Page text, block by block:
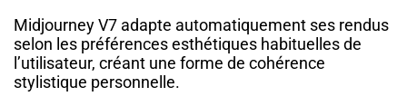
Midjourney V7 adapte automatiquement ses rendus
selon les préférences esthétiques habituelles de
l’utilisateur, créant une forme de cohérence
stylistique personnelle.